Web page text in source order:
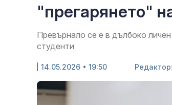
"прегарянето"
Превърнало се е в дълбоко
студенти
14.05.2026 • 19:50 Редактор: